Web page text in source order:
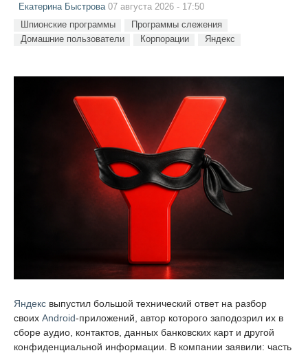
Екатерина Быстрова 07 августа 2026 - 17:50
Шпионские программы
Программы слежения
Домашние пользователи
Корпорации Яндекс
Яндекс выпустил большой технический ответ на разбор
своих Android-приложений, автор которого заподозрил их в
сборе аудио, контактов, данных банковских карт и другой
конфиденциальной информации. В компании заявили: часть